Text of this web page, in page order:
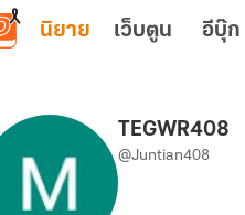
นิยาย เว็บตูน อีบุ๊ก
TEGWR408
@Juntian408